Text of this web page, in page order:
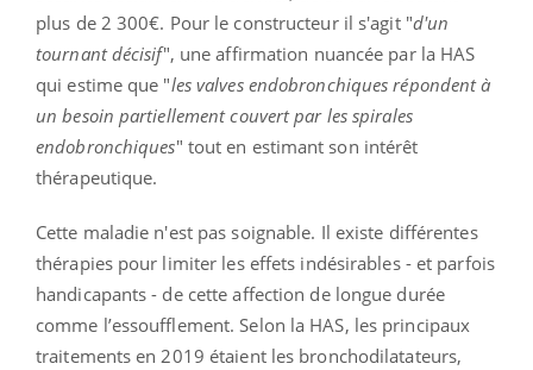
plus de 2 300€. Pour le constructeur il s'agit "d'un
tournant décisif", une affirmation nuancée par la HAS
qui estime que "les valves endobronchiques répondent à
un besoin partiellement couvert par les spirales
endobronchiques" tout en estimant son intérêt
thérapeutique.
Cette maladie n'est pas soignable. Il existe différentes
thérapies pour limiter les effets indésirables - et parfois
handicapants - de cette affection de longue durée
comme l’essoufflement. Selon la HAS, les principaux
traitements en 2019 étaient les bronchodilatateurs,